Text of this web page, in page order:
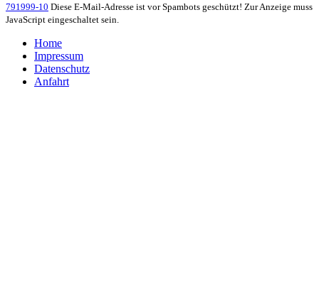
791999-10 Diese E-Mail-Adresse ist vor Spambots geschützt! Zur Anzeige muss
JavaScript eingeschaltet sein.
Home
Impressum
Datenschutz
Anfahrt